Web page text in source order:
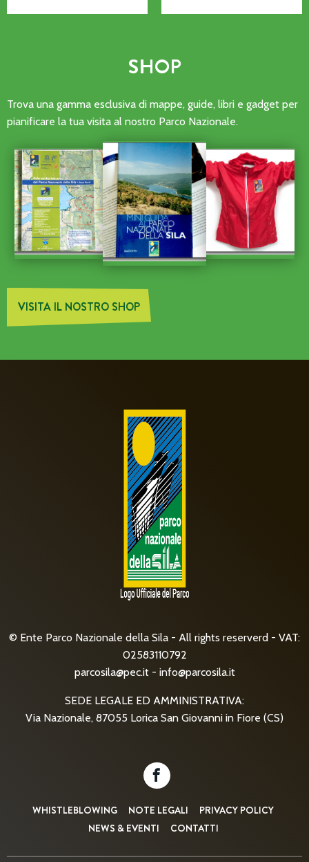
SHOP
Trova una gamma esclusiva di mappe, guide, libri e gadget per
pianificare la tua visita al nostro Parco Nazionale.
VISITA IL NOSTRO SHOP
© Ente Parco Nazionale della Sila - All rights reserverd - VAT:
02583110792
parcosila@pec.it- info@parcosila.it
SEDE LEGALE ED AMMINISTRATIVA:
Via Nazionale, 87055 Lorica San Giovanni in Fiore (CS)
WHISTLEBLOWING NOTE LEGALI
PRIVACY POLICY
NEWS & EVENTI
CONTATTI